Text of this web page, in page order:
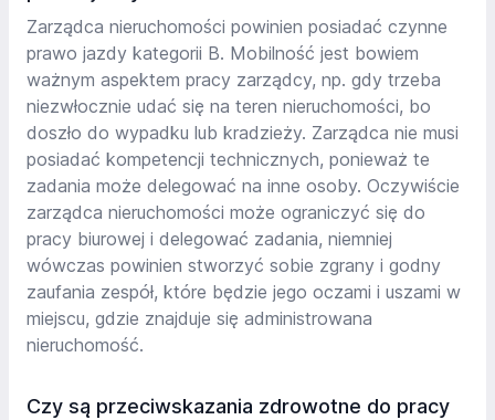
Zarządca nieruchomości powinien posiadać czynne
prawo jazdy kategorii B. Mobilność jest bowiem
ważnym aspektem pracy zarządcy, np. gdy trzeba
niezwłocznie udać się na teren nieruchomości, bo
doszło do wypadku lub kradzieży. Zarządca nie musi
posiadać kompetencji technicznych, ponieważ te
zadania może delegować na inne osoby. Oczywiście
zarządca nieruchomości może ograniczyć się do
pracy biurowej i delegować zadania, niemniej
wówczas powinien stworzyć sobie zgrany i godny
zaufania zespół, które będzie jego oczami i uszami w
miejscu, gdzie znajduje się administrowana
nieruchomość.
Czy są przeciwskazania zdrowotne do pracy